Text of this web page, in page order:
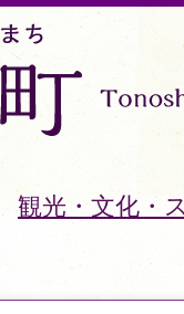
観光・文化・